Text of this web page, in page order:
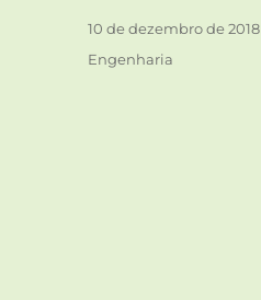
Publicado
em
10 de dezembro de 2018
Categorias
Engenharia